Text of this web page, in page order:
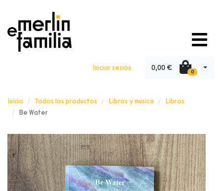
Iniciar sesión 0,00 € 0
Inicio Todos los productos Libros y música
Libros
Be Water